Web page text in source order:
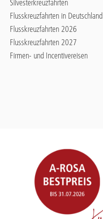
Silvesterkreuzfahrten
Flusskreuzfahrten in Deutschland
Flusskreuzfahrten 2026
Flusskreuzfahrten 2027
Firmen- und Incentivereisen